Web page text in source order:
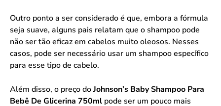
Outro ponto a ser considerado é que, embora a fórmula
seja suave, alguns pais relatam que o shampoo pode
não ser tão eficaz em cabelos muito oleosos. Nesses
casos, pode ser necessário usar um shampoo específico
para esse tipo de cabelo.
Além disso, o preço doJohnson’s Baby Shampoo Para
Bebê De Glicerina 750ml pode ser um pouco mais